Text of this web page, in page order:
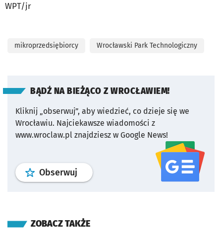
WPT/jr
mikroprzedsiębiorcy Wrocławski Park Technologiczny
BĄDŹ NA BIEŻĄCO Z WROCŁAWIEM!
Kliknij „obserwuj”, aby wiedzieć, co dzieje się we
Wrocławiu. Najciekawsze wiadomości z
www.wroclaw.pl znajdziesz w Google News!
Obserwuj profil serwisu
ZOBACZ TAKŻE